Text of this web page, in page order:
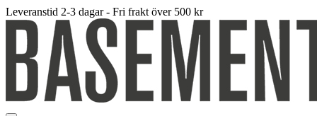
Leveranstid 2-3 dagar - Fri frakt över 500 kr